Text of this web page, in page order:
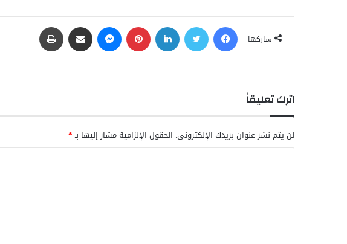
شاركها
اترك تعليقاً
لن يتم نشر عنوان بريدك الإلكتروني. الحقول الإلزامية مشار إليها بـ*